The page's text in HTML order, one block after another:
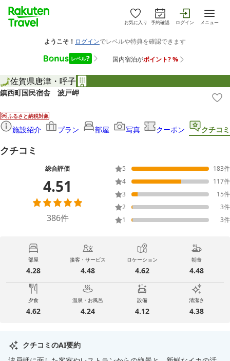
お気に入り 予約確認 ログイン メニュー
佐賀県唐津・呼子
鎮西町国民宿舎 波戸岬
ふるさと納税対象
施設紹介 プラン 部屋 写真 クーポン クチコミ
クチコミ
総合評価
4.51
386件
5 183件
4
117件
3
15件
2
3件
1
3件
部屋
4.28
接客・サービス
4.48
ロケーション
4.62
朝食
4.48
夕食
4.62
温泉・お風呂
4.24
設備
4.12
清潔さ
4.38
クチコミのAI要約